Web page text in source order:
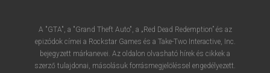
A "GTA", a "Grand Theft Auto", a „Red Dead Redemption” és az
epizódok címei a Rockstar Games és a Take-Two Interactive, Inc.
bejegyzett márkanevei. Az oldalon olvasható hírek és cikkek a
szerző tulajdonai, másolásuk forrásmegjelöléssel engedélyezett.